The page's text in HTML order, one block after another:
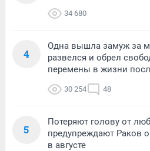
34 680
4
Одна вышла замуж за
развелся и обрел
перемены в жизни
30 254 48
5
Потеряют голову от
предупреждают Раков
в августе